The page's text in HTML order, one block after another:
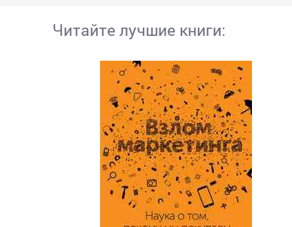
Читайте лучшие книги: